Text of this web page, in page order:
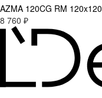
AZMA 120CG RM 120x120
8 760 ₽